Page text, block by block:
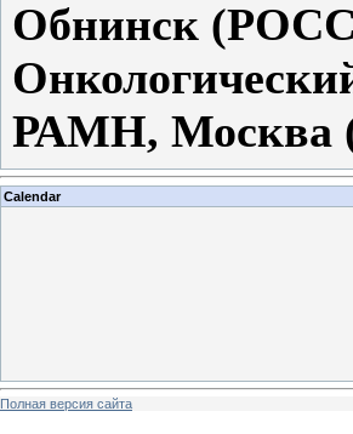
Обнинск
РАМН,
Calendar
Полная версия сайта